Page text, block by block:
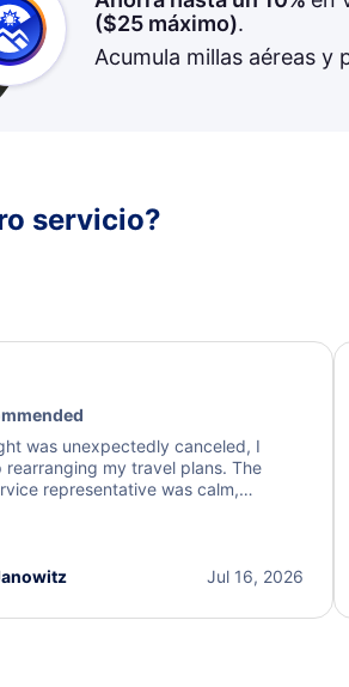
($25máximo).
Acumula millas aéreas y
servicio?
was unexpectedly canceled, I
rearranging my travel plans. The
representative was calm,
quickly found alternative flight
the excellent support andJul 16, 2026